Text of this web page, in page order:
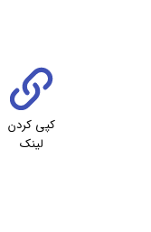
کپی کردن
لینک